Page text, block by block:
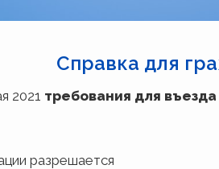
Справка для
2021 требования для
разрешается